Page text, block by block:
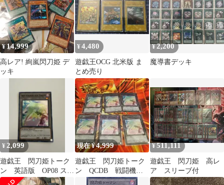
¥14,999
高レア! 絢嵐閃刀姫 デ
ッキ
¥4,480
遊戯王OCG 北米版 ま
とめ売り
¥2,200
魔導書デッキ
¥ 2,099
遊戯王 閃刀姫トーク
ン 英語版 OP08 スー
パー
現在 ¥4,999
遊戯王 閃刀姫トーク
ン QCDB 戦闘機
せんとうき レイ ロ
¥511,111
遊戯王 閃刀姫 高レ
ア スリーブ付